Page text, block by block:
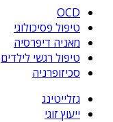
OCD
טיפול פסיכולוגי
מאניה דיפרסיה
טיפול רגשי לילדים
סכיזופרניה
גזלייטינג
ייעוץ זוגי